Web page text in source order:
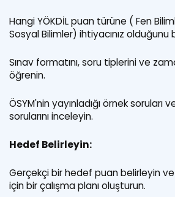
Hangi YÖKDİL puan türüne ( Fen
Sosyal Bilimler) ihtiyacınız olduğunu
Sınav formatını, soru tiplerini ve
öğrenin.
ÖSYM'nin yayınladığı örnek soruları
sorularını inceleyin.
Hedef Belirleyin:
Gerçekçi bir hedef puan belirleyin
için bir çalışma planı oluşturun.